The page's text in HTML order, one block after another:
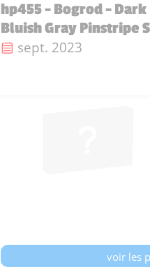
hp455 - Bogrod - Dark
Bluish Gray Pinstripe
Date de sortie :
sept. 2023
voir les